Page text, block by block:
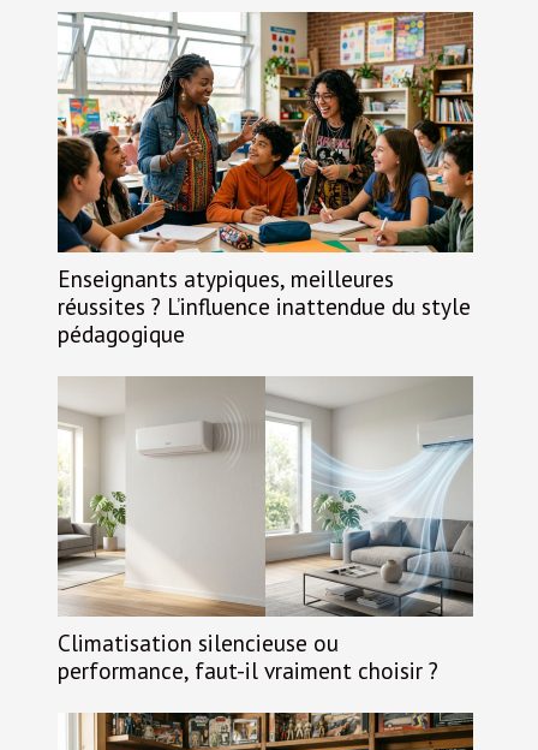
Enseignants atypiques, meilleures
réussites ? L’influence inattendue du style
pédagogique
Climatisation silencieuse ou
performance, faut-il vraiment choisir ?